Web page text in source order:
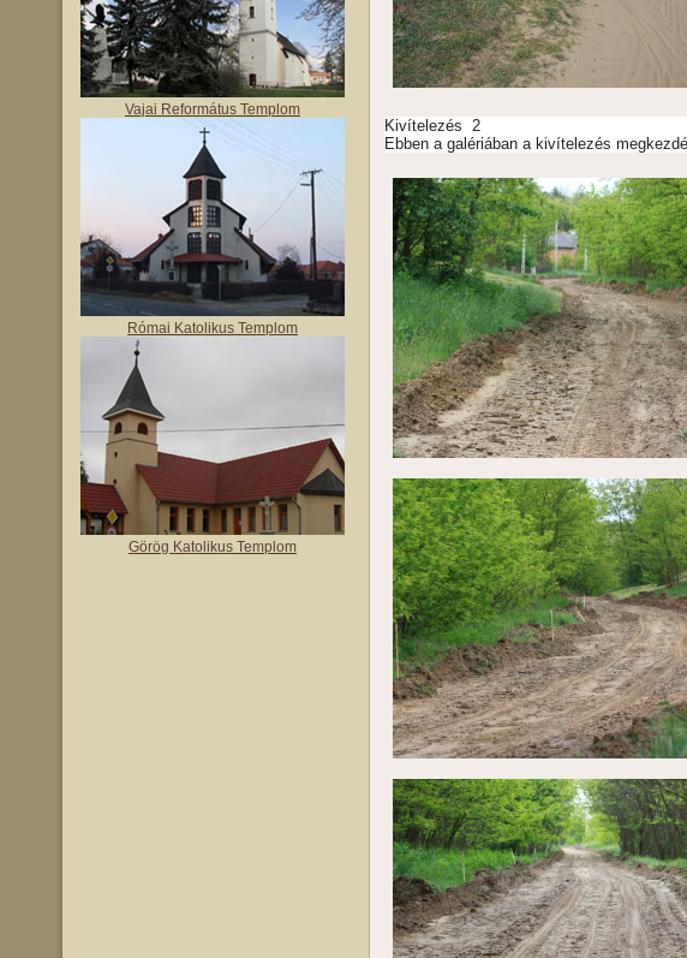
Vajai Református Templom
Római Katolikus Templom
Görög Katolikus Templom
Kivítelezés 2
Ebben a galériában a kivítelezés